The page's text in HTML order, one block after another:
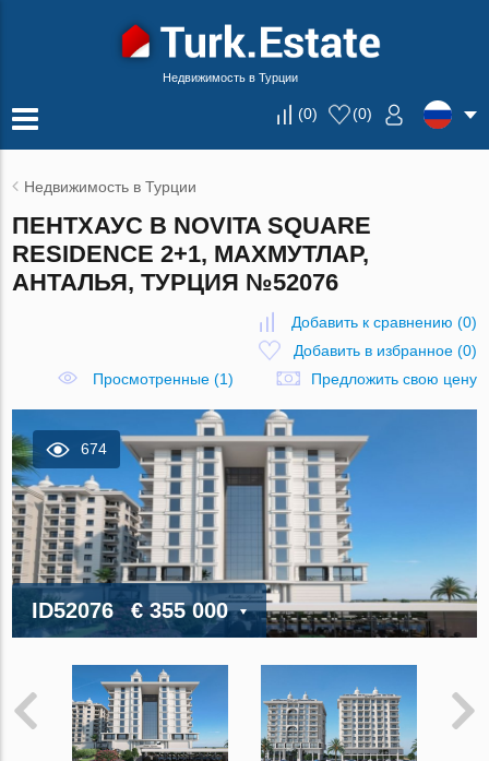
Недвижимость в Турции
(0) (0)
Недвижимость в Турции
ПЕНТХАУС В NOVITA SQUARE
RESIDENCE 2+1, МАХМУТЛАР,
АНТАЛЬЯ, ТУРЦИЯ №52076
Добавить к сравнению (0)
Добавить в избранное(0)
Просмотренные (1)
Предложить свою цену
674
ID52076 € 355 000